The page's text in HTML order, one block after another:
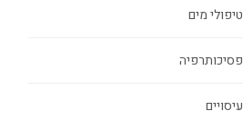
טיפולי מים
פסיכותרפיה
עיסויים